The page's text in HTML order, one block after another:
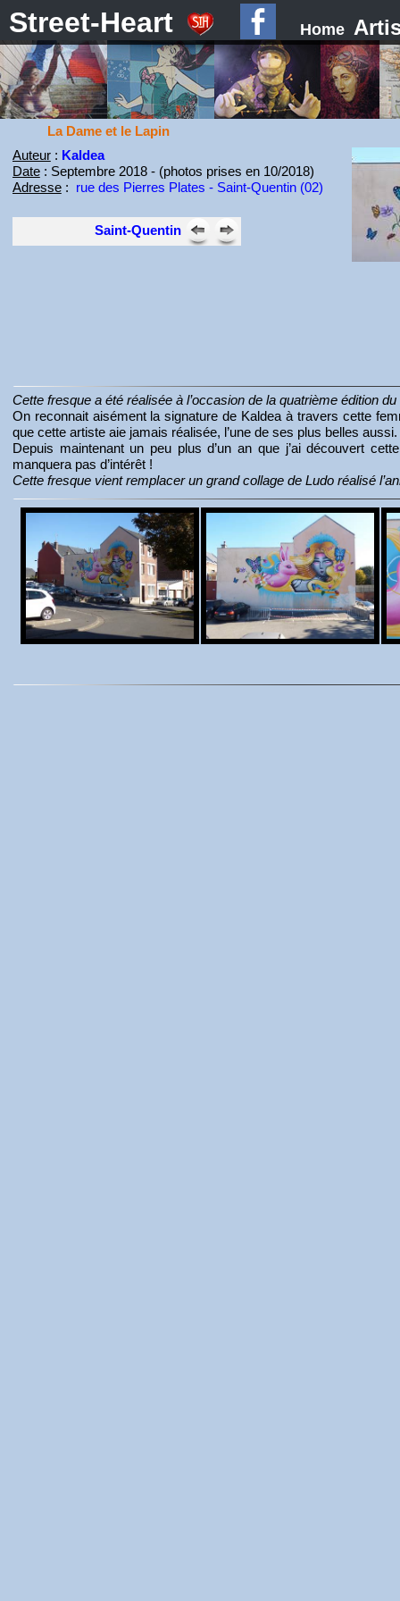
Street-Heart Home
La Dame et le Lapin
Auteur: Kaldea
Date: Septembre 2018 - (photos prises en 10/2018)
Adresse: rue des Pierres Plates - Saint-Quentin (02)
Saint-Quentin
Cette fresque a été réalisée à l’occasion de la quatrième édition
On reconnait aisément la signature de Kaldea à travers cette
que cette artiste aie jamais réalisée, l’une de ses plus belles
Depuis maintenant un peu plus d’un an que j’ai découvert
manquera pas d’intérêt !
Cette fresque vient remplacer un grand collage de Ludo réalisé